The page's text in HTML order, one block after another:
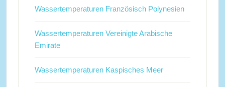
Wassertemperaturen Französisch Polynesien
Wassertemperaturen Vereinigte Arabische
Emirate
Wassertemperaturen Kaspisches Meer